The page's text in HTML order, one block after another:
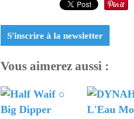
S'inscrire à la newsletter
Vous aimerez aussi :